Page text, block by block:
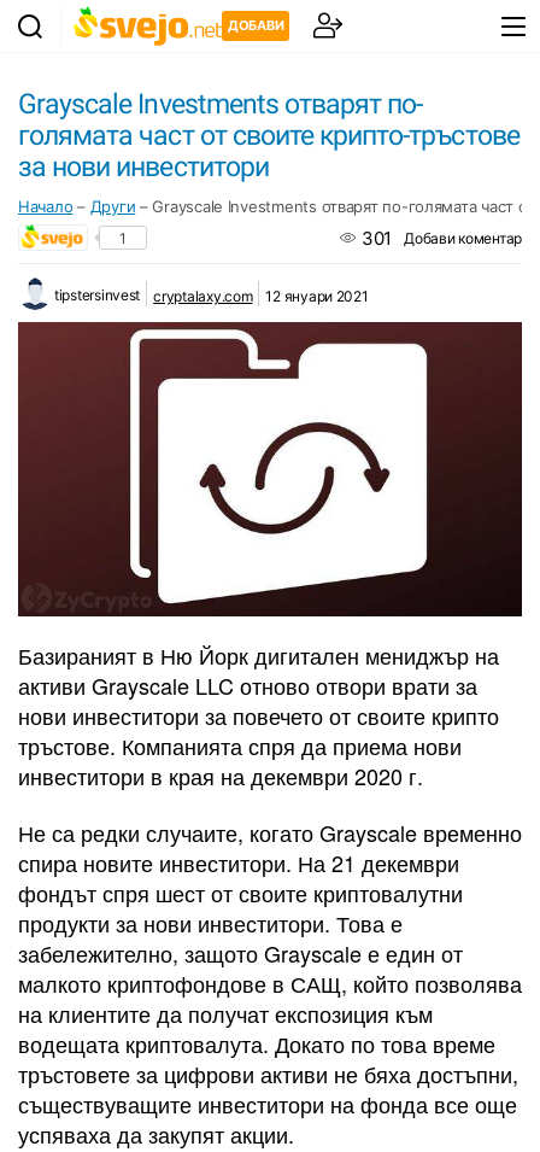
ДОБАВИ
Grayscale Investments отварят по-
голямата част от своите крипто-тръстове
за нови инвеститори
Начало – Други –Grayscale Investments отварят по-голямата част
1 301 Добави коментар
tipstersinvest cryptalaxy.com 12 януари 2021
Базираният в Ню Йорк дигитален мениджър на
активи Grayscale LLC отново отвори врати за
нови инвеститори за повечето от своите крипто
тръстове. Компанията спря да приема нови
инвеститори в края на декември 2020 г.
Не са редки случаите, когато Grayscale временно
спира новите инвеститори. На 21 декември
фондът спря шест от своите криптовалутни
продукти за нови инвеститори. Това е
забележително, защото Grayscale е един от
малкото криптофондове в САЩ, който позволява
на клиентите да получат експозиция към
водещата криптовалута. Докато по това време
тръстовете за цифрови активи не бяха достъпни,
съществуващите инвеститори на фонда все още
успяваха да закупят акции.